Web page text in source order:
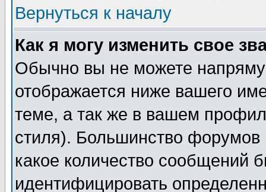
Вернуться к началу
Как я могу изменить свое
Обычно вы не можете
отображается ниже вашего
теме, а так же в вашем
стиля). Большинство форумов
какое количество сообщений
идентифицировать